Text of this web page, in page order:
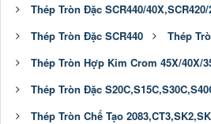
Thép Tròn Đặc SCR440/40X,SCR420/
Thép Tròn Đặc SCR440
Thép
Thép Tròn Hợp Kim Crom 45X/40X/
Thép Tròn Đặc
Thép Tròn Chế Tạo